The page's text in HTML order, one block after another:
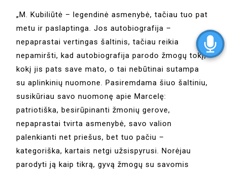
„M. Kubiliūtė – legendinė asmenybė, tačiau tuo pat
metu ir paslaptinga. Jos autobiografija –
nepaprastai vertingas šaltinis, tačiau reikia
nepamiršti, kad autobiografija parodo žmogų tokį,
kokį jis pats save mato, o tai nebūtinai sutampa
su aplinkinių nuomone. Pasiremdama šiuo šaltiniu,
susikūriau savo nuomonę apie Marcelę:
patriotiška, besirūpinanti žmonių gerove,
nepaprastai tvirta asmenybė, savo valion
palenkianti net priešus, bet tuo pačiu –
kategoriška, kartais netgi užsispyrusi. Norėjau
parodyti ją kaip tikrą, gyvą žmogų su savomis